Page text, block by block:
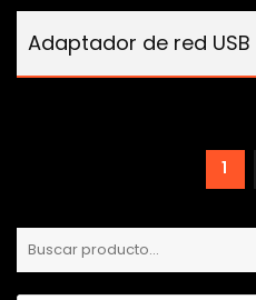
Adaptador de red
1